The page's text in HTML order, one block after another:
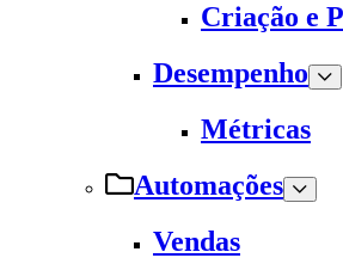
Criação e
Desempenho
Métricas
Automações
Vendas